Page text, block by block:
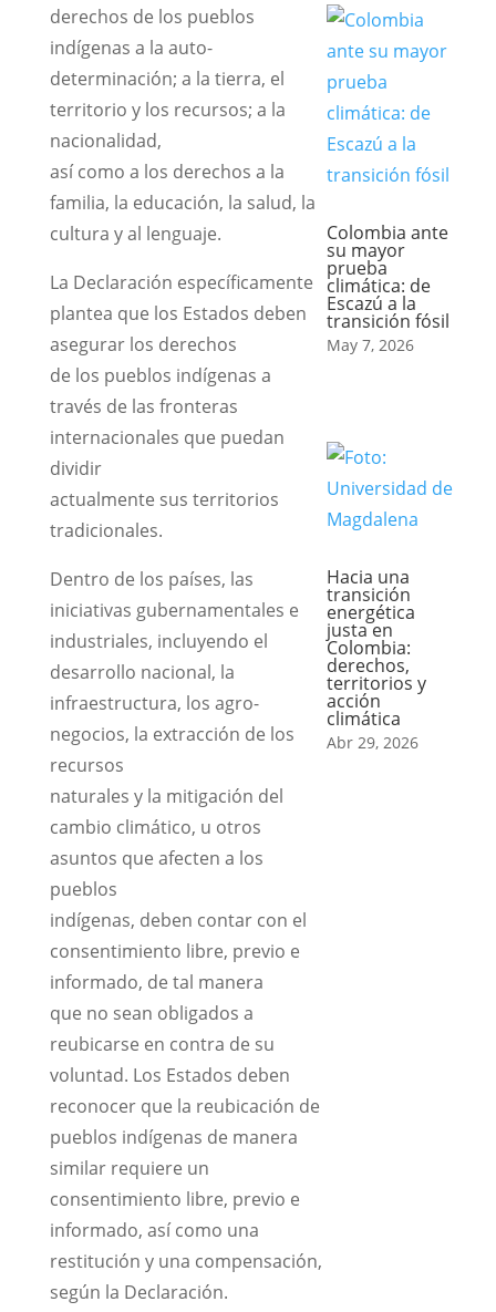
derechos de los pueblos
indígenas a la auto-
determinación; a la tierra, el
territorio y los recursos; a la
nacionalidad,
así como a los derechos a la
familia, la educación, la salud, la
cultura y al lenguaje.
La Declaración específicamente
plantea que los Estados deben
asegurar los derechos
de los pueblos indígenas a
través de las fronteras
internacionales que puedan
dividir
actualmente sus territorios
tradicionales.
Dentro de los países, las
iniciativas gubernamentales e
industriales, incluyendo el
desarrollo nacional, la
infraestructura, los agro-
negocios, la extracción de los
recursos
naturales y la mitigación del
cambio climático, u otros
asuntos que afecten a los
pueblos
indígenas, deben contar con el
consentimiento libre, previo e
informado, de tal manera
que no sean obligados a
reubicarse en contra de su
voluntad. Los Estados deben
reconocer que la reubicación de
pueblos indígenas de manera
similar requiere un
consentimiento libre, previo e
informado, así como una
restitución y una compensación,
según la Declaración.
Colombia ante
su mayor
prueba
climática: de
Escazú a la
transición fósil
May 7, 2026
Hacia una
transición
energética
justa en
Colombia:
derechos,
territorios y
acción
climática
Abr 29, 2026